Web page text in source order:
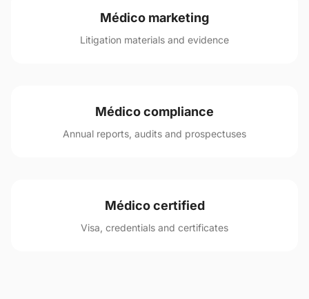
Médico marketing
Litigation materials and evidence
Médico compliance
Annual reports, audits and prospectuses
Médico certified
Visa, credentials and certificates